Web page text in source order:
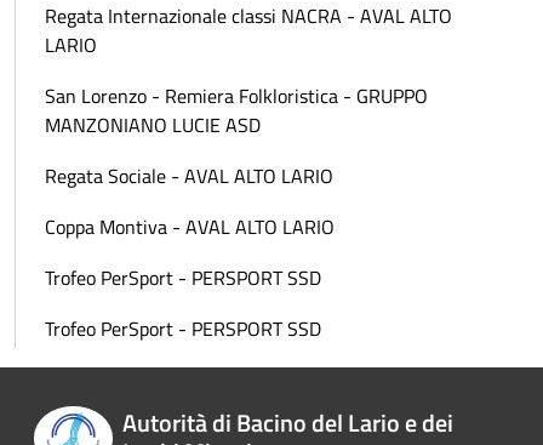
Regata Internazionale classi NACRA - AVAL ALTO
LARIO
San Lorenzo - Remiera Folkloristica - GRUPPO
MANZONIANO LUCIE ASD
Regata Sociale - AVAL ALTO LARIO
Coppa Montiva - AVAL ALTO LARIO
Trofeo PerSport - PERSPORT SSD
Trofeo PerSport - PERSPORT SSD
Autorità di Bacino del Lario e dei